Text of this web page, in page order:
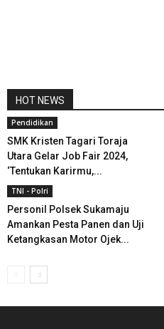
HOT NEWS
Pendidikan
SMK Kristen Tagari Toraja
Utara Gelar Job Fair 2024,
‘Tentukan Karirmu,...
TNI - Polri
Personil Polsek Sukamaju
Amankan Pesta Panen dan Uji
Ketangkasan Motor Ojek...